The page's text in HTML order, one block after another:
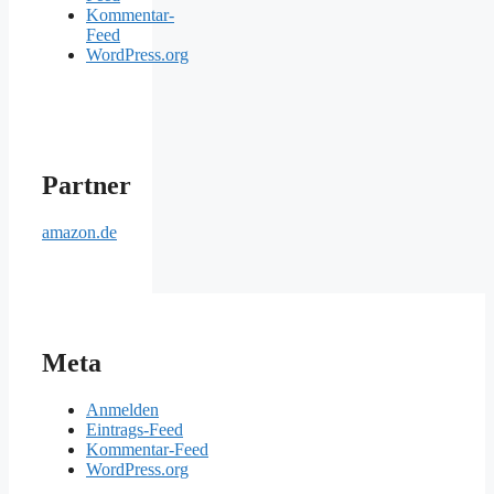
Kommentar-
Feed
WordPress.org
Partner
amazon.de
Meta
Anmelden
Eintrags-Feed
Kommentar-Feed
WordPress.org